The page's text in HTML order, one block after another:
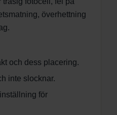
överhettning
och dess placering.
inte slocknar.
för